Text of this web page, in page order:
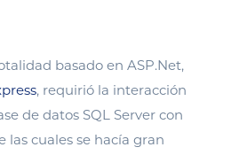
basado en ASP.Net,
, requirió la interacción
de datos SQL Server con
las cuales se hacía gran